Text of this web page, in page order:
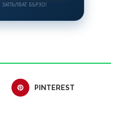
ЗАПЪЛВАТ БЪРЗО!
PINTEREST